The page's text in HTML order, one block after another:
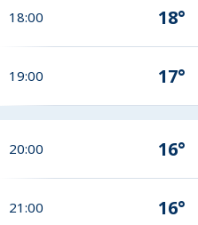
18:00 18°
19:00 17°
20:00 16°
21:00 16°